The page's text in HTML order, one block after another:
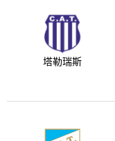
塔勒瑞斯